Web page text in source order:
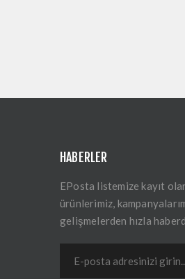
HABERLER
EPosta listemize kayıt
ürünlerimiz,
gelişmelerden hızla